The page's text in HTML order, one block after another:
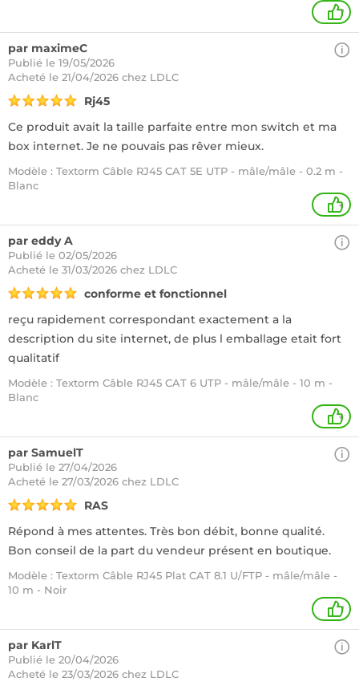
1
par maximeC
Publié le 19/05/2026
Acheté le 21/04/2026 chez LDLC
Rj45
Ce produit avait la taille parfaite entre mon switch et ma
box internet. Je ne pouvais pas rêver mieux.
Modèle : Textorm Câble RJ45 CAT 5E UTP - mâle/mâle - 0.2 m -
Blanc
+
par eddy A
Publié le 02/05/2026
Acheté le 31/03/2026 chez LDLC
conforme et fonctionnel
reçu rapidement correspondant exactement a la
description du site internet, de plus l emballage etait fort
qualitatif
Modèle : Textorm Câble RJ45 CAT 6 UTP - mâle/mâle - 10 m -
Blanc
+
par SamuelT
Publié le 27/04/2026
Acheté le 27/03/2026 chez LDLC
RAS
Répond à mes attentes. Très bon débit, bonne qualité.
Bon conseil de la part du vendeur présent en boutique.
Modèle : Textorm Câble RJ45 Plat CAT 8.1 U/FTP - mâle/mâle -
10 m - Noir
1
par KarlT
Publié le 20/04/2026
Acheté le 23/03/2026 chez LDLC